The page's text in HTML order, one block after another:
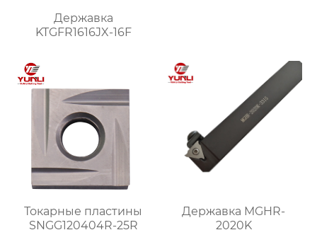
Державка
KTGFR1616JX-16F
Токарные пластины
SNGG120404R-25R
Державка MGHR-
2020K